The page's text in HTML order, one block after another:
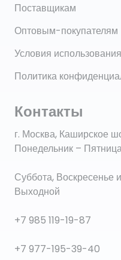
Поставщикам
Оптовым-покупателям
Условия использования
Политика
Контакты
г. Москва, Каширское
Понедельник –
Суббота, Воскресенье
Выходной
+7 985 119-19-87
+7 977-195-39-40